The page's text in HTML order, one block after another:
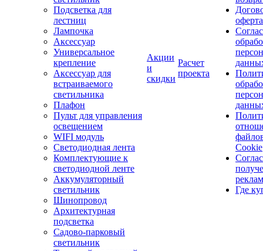
Подсветка для
лестниц
Лампочка
Аксессуар
Универсальное
крепление
Аксессуар для
встраиваемого
светильника
Плафон
Пульт для управления
освещением
WIFI модуль
Светодиодная лента
Комплектующие к
светодиодной ленте
Аккумуляторный
светильник
Шинопровод
Архитектурная
подсветка
Садово-парковый
светильник
Акции
и
скидки
Расчет
проекта
оферта
Cookie
Где